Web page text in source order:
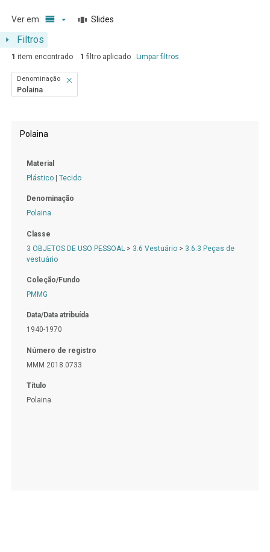
Filtros
Ver em: Slides
1 item encontrado 1 filtro aplicado Limpar filtros
Denominação
Polaina
Resultados da lista de itens
Polaina
Material
Plástico| Tecido
Denominação
Polaina
Classe
3 OBJETOS DE USO PESSOAL > 3.6 Vestuário> 3.6.3 Peças de
vestuário
Coleção/Fundo
PMMG
Data/Data atribuída
1940-1970
Número de registro
MMM 2018.0733
Título
Polaina